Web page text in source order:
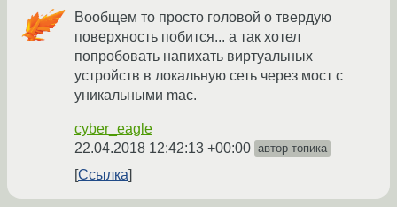
Вообщем то просто головой о твердую
поверхность побится... а так хотел
попробовать напихать виртуальных
устройств в локальную сеть через мост с
уникальными mac.
cyber_eagle
22.04.2018 12:42:13 +00:00 автор топика
Ссылка